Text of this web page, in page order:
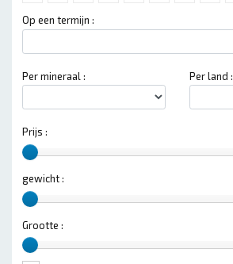
Op een termijn :
Per mineraal : Per land :
Prijs :
gewicht :
Grootte :